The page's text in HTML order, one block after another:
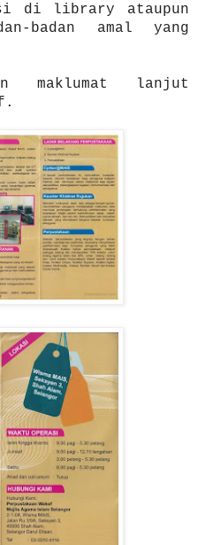
di library ataupun
badan amal yang
maklumat lanjut